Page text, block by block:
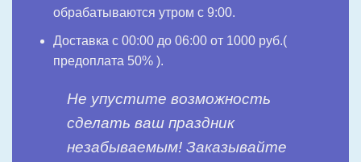
обрабатываются утром с 9:00.
Доставка с 00:00 до 06:00 от 1000 руб.(
предоплата 50% ).
Не упустите возможность
сделать ваш праздник
незабываемым! Заказывайте